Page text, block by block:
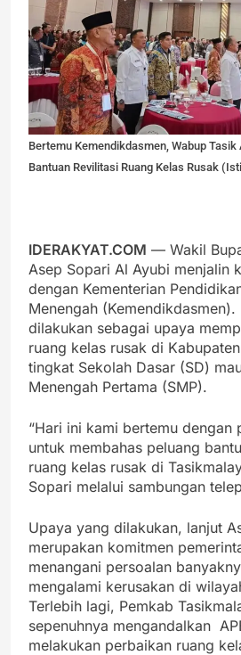
Bertemu Kemendikdasmen, Wabup
Bantuan Revilitasi Ruang Kelas Rusak
IDERAKYAT.COM — Wakil
Asep Sopari Al Ayubi menjalin
dengan Kementerian
Menengah (Kemendikdasmen).
dilakukan sebagai upaya
ruang kelas rusak di
tingkat Sekolah Dasar (SD)
Menengah Pertama (SMP).
“Hari ini kami bertemu dengan
untuk membahas peluang
ruang kelas rusak di
Sopari melalui sambungan
Upaya yang dilakukan, lanjut
merupakan komitmen
menangani persoalan
mengalami kerusakan di
Terlebih lagi, Pemkab
sepenuhnya mengandalkan
melakukan perbaikan ruang